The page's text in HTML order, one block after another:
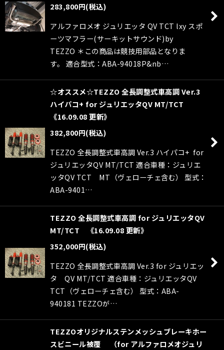
283,800円(税込)
アルファロメオ ジュリエッタ QV TCT lxy スポ
ーツマフラー(サーキットサウンド)by
TEZZO ＊この商品は競技用部品となりま
す。 適合型式：ABA-94018P&nb…
☆オススメ☆TEZZO 全長調整式車高調 Ver.3
ハイパコ+ for ジュリエッタQV MT/TCT
《16.09.08 更新》
382,800円(税込)
TEZZO 全長調整式車高調 Ver.3 ハイパコ+ for
ジュリエッタQV MT/TCT 適合車種：ジュリエ
ッタQV TCT MT（ヴェローチェ含む） 型式：
ABA-9401…
TEZZO 全長調整式車高調 for ジュリエッタQV
MT/TCT 《16.09.08 更新》
352,000円(税込)
TEZZO 全長調整式車高調 Ver.3 for ジュリエッ
タ QV MT/TCT 適合車種：ジュリエッタQV
TCT（ヴェローチェ含む） 型式：ABA-
940181 TEZZOが…
TEZZOオリジナルステンメッシュブレーキホー
スビニール被覆 （for アルファロメオジュリ